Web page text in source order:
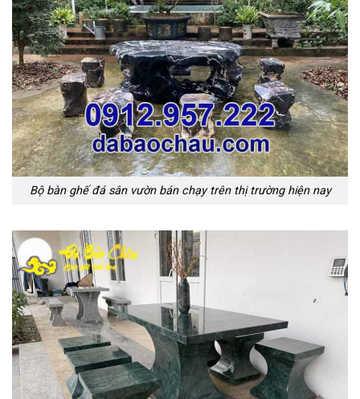
Bộ bàn ghế đá sân vườn bán chạy trên thị trường hiện nay